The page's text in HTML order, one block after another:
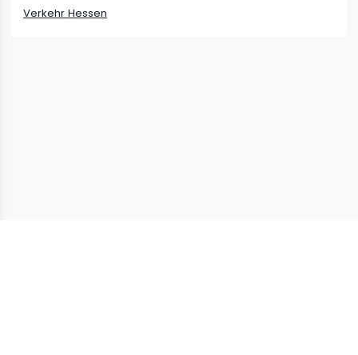
Verkehr Hessen